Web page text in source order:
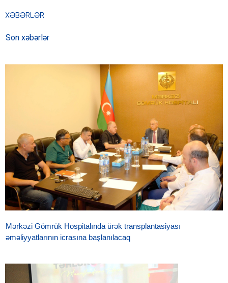
XƏBƏRLƏR
Son xəbərlər
Mərkəzi Gömrük Hospitalında ürək transplantasiyası
əməliyyatlarının icrasına başlanılacaq